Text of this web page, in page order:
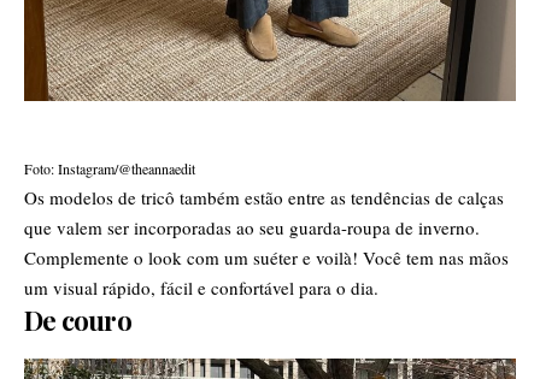
Foto: Instagram/@theannaedit
Os modelos de tricô também estão entre as tendências de calças
que valem ser incorporadas ao seu guarda-roupa de inverno.
Complemente o look com um suéter e voilà! Você tem nas mãos
um visual rápido, fácil e confortável para o dia.
De couro